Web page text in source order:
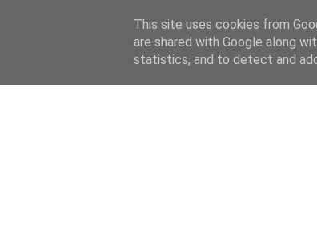
This site uses cookies from
are shared with Google along
statistics, and to detect and